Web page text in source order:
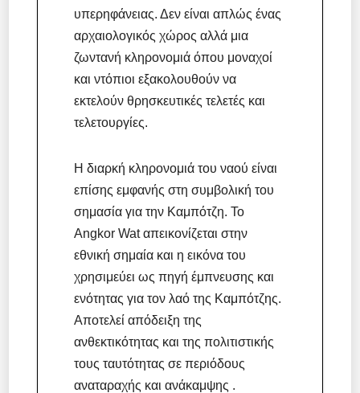
υπερηφάνειας. Δεν είναι απλώς ένας
αρχαιολογικός χώρος αλλά μια
ζωντανή κληρονομιά όπου μοναχοί
και ντόπιοι εξακολουθούν να
εκτελούν θρησκευτικές τελετές και
τελετουργίες.
Η διαρκή κληρονομιά του ναού είναι
επίσης εμφανής στη συμβολική του
σημασία για την Καμπότζη. Το
Angkor Wat απεικονίζεται στην
εθνική σημαία και η εικόνα του
χρησιμεύει ως πηγή έμπνευσης και
ενότητας για τον λαό της Καμπότζης.
Αποτελεί απόδειξη της
ανθεκτικότητας και της πολιτιστικής
τους ταυτότητας σε περιόδους
αναταραχής και ανάκαμψης .